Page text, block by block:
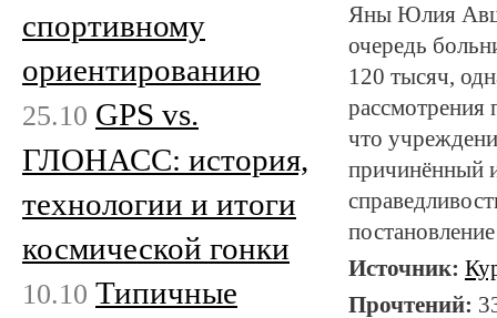
Яны Юлия
очередь
120 тысяч,
рассмотрения
что
причинённый
Источник:
Прочтений:
спортивному
ориентированию
25.10 GPS vs.
ГЛОНАСС: история,
технологии и итоги
космической гонки
10.10 Типичные